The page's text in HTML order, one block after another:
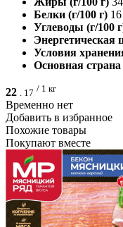
Белки (г/100 г) 16
Углеводы (г/100
Энергетическая
Условия
Основная страна
22 . 17 / 1 кг
Временно нет
Добавить в избранное
Похожие товары
Покупают вместе